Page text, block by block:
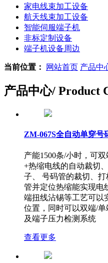
家电线束加工设备
航天线束加工设备
智能伺服端子机
非标定制设备
端子机设备周边
当前位置： 网站首页 产品中
产品中心/ Product
ZM-067S全自动单穿号
产能1500条/小时，可
+热缩电线的自动裁切
子、 号码管的裁切、
管并定位热缩能实现电
端扭线沾锡等工艺可以
位置，同时可以双端/
及端子压力检测系统
查看更多